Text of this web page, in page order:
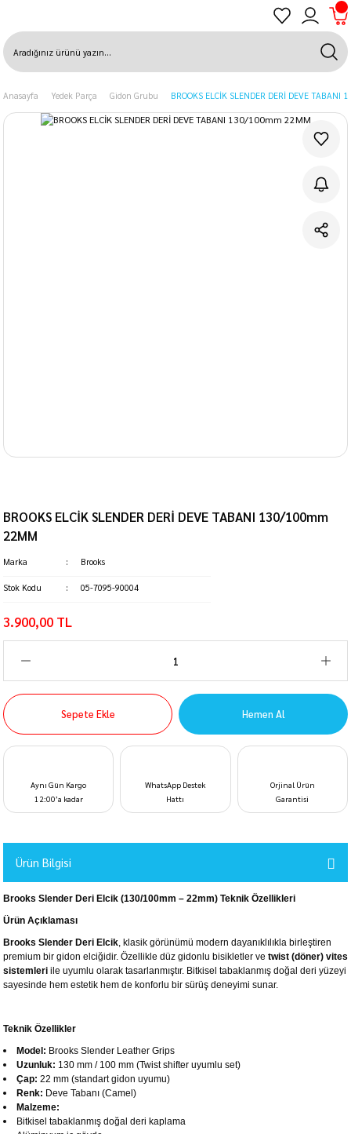
Anasayfa Yedek Parça Gidon Grubu BROOKS ELCİK SLENDER DERİ DEVE TABANI
BROOKS ELCİK SLENDER DERİ DEVE TABANI 130/100mm
22MM
Marka Brooks
Stok Kodu 05-7095-90004
3.900,00 TL
Sepete Ekle Hemen Al
Aynı Gün Kargo
12:00’a kadar
WhatsApp Destek
Hattı
Orjinal Ürün
Garantisi
Ürün Bilgisi
Brooks Slender Deri Elcik (130/100mm – 22mm) Teknik Özellikleri
Ürün Açıklaması
Brooks Slender Deri Elcik, klasik görünümü modern dayanıklılıkla birleştiren
premium bir gidon elciğidir. Özellikle düz gidonlu bisikletler ve twist (döner) vites
sistemleri ile uyumlu olarak tasarlanmıştır. Bitkisel tabaklanmış doğal deri yüzeyi
sayesinde hem estetik hem de konforlu bir sürüş deneyimi sunar.
Teknik Özellikler
Model: Brooks Slender Leather Grips
Uzunluk: 130 mm / 100 mm (Twist shifter uyumlu set)
Çap: 22 mm (standart gidon uyumu)
Renk: Deve Tabanı (Camel)
Malzeme:
Bitkisel tabaklanmış doğal deri kaplama